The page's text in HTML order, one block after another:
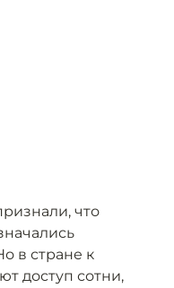
что
в стране к
доступ сотни,